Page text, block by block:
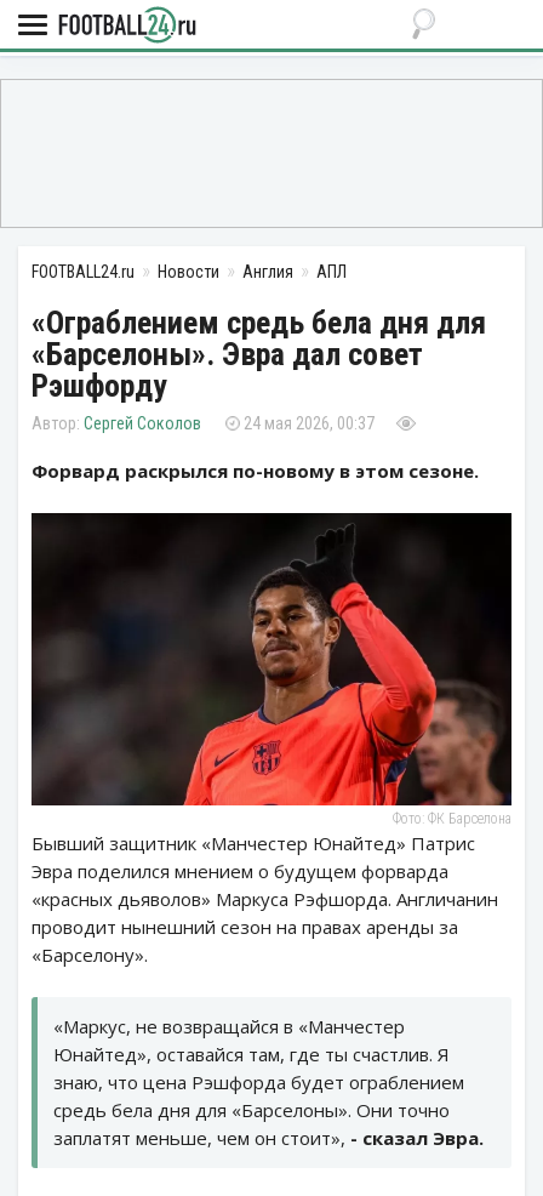
FOOTBALL24.ru Новости Англия АПЛ
«Ограблением средь бела дня для
«Барселоны». Эвра дал совет
Рэшфорду
Сергей Соколов 24 мая 2026, 00:37
Форвард раскрылся по-новому в этом сезоне.
Фото: ФК Барселона
Бывший защитник «Манчестер Юнайтед» Патрис
Эвра поделился мнением о будущем форварда
«красных дьяволов» Маркуса Рэфшорда. Англичанин
проводит нынешний сезон на правах аренды за
«Барселону».
«Маркус, не возвращайся в «Манчестер
Юнайтед», оставайся там, где ты счастлив. Я
знаю, что цена Рэшфорда будет ограблением
средь бела дня для «Барселоны». Они точно
заплатят меньше, чем он стоит», - сказал Эвра.